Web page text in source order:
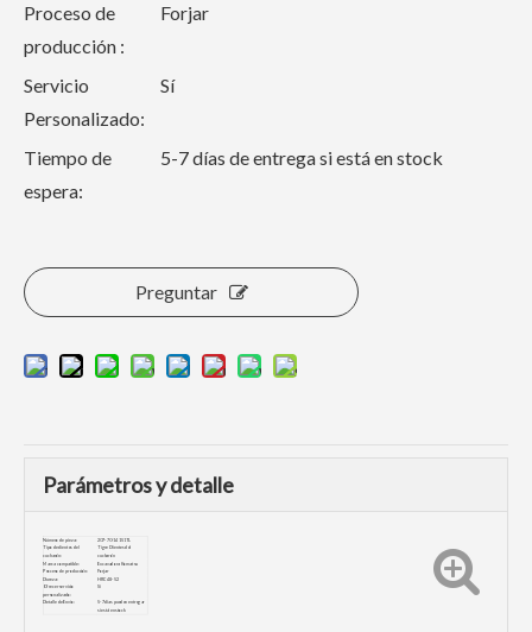
Proceso de
producción :
Forjar
Servicio
Personalizado:
Sí
Tiempo de
espera:
5-7 días de entrega si está en stock
Preguntar
Parámetros y detalle
Número de pieza:
207-70-14151TL
Tipo de dientes del
cucharón:
Tigre Dientes del
cucharón
Marca compatible: Excavadora Komatsu
Proceso de producción:
Forjar
Dureza:
HRC48-52
Ofrecer servicio
personalizado:
Sí
Detalle de Envio: 5-7 días pueden entregar
si está en stock